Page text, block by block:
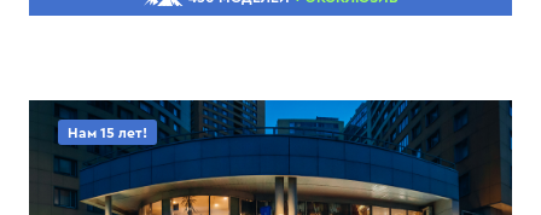
Нам 15 лет!